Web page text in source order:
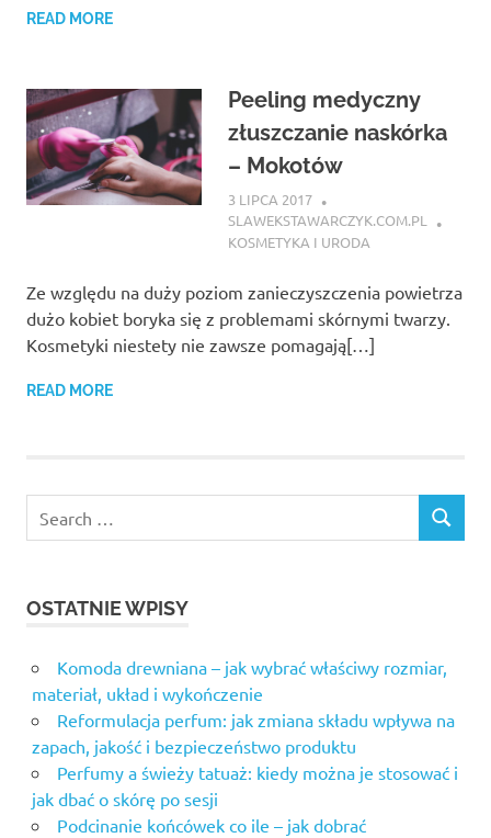
READ MORE
Peeling medyczny
złuszczanie naskórka
– Mokotów
3 LIPCA 2017
SLAWEKSTAWARCZYK.COM.PL
KOSMETYKA I URODA
Ze względu na duży poziom zanieczyszczenia powietrza
dużo kobiet boryka się z problemami skórnymi twarzy.
Kosmetyki niestety nie zawsze pomagają[…]
READ MORE
OSTATNIE WPISY
Komoda drewniana – jak wybrać właściwy rozmiar,
materiał, układ i wykończenie
Reformulacja perfum: jak zmiana składu wpływa na
zapach, jakość i bezpieczeństwo produktu
Perfumy a świeży tatuaż: kiedy można je stosować i
jak dbać o skórę po sesji
Podcinanie końcówek co ile – jak dobrać